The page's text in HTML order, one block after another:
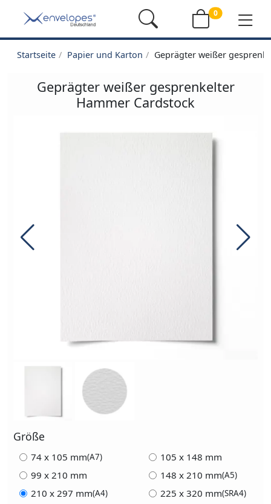
0
Startseite Papier und Karton Geprägter weißer
Geprägter weißer gesprenkelter
Hammer Cardstock
Größe
74 x 105 mm(A7)
105 x 148 mm
99 x 210 mm
148 x 210 mm(A5)
210 x 297 mm(A4) 225 x 320 mm(SRA4)